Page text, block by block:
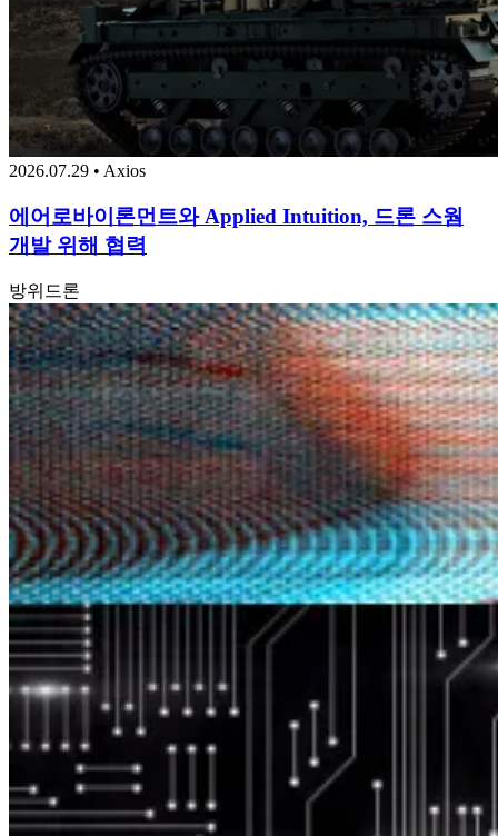
2026.07.29 • Axios
에어로바이론먼트와 Applied Intuition, 드론 스웜
개발 위해 협력
방위 드론